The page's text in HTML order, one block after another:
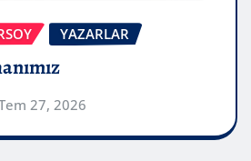
YAZARLAR
27, 2026